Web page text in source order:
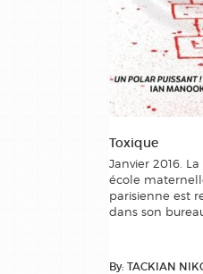
Toxique
Janvier 2016.
école
parisienne est
dans son
By: TACKIAN